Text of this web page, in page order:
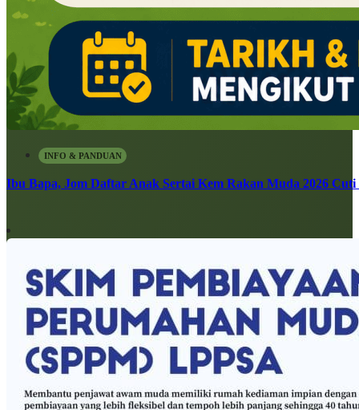
INFO & PANDUAN
Ibu Bapa, Jom Daftar Anak Sertai Kem Rakan Muda 2026